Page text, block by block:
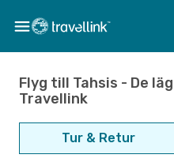
Flyg till Tahsis - De
Travellink
Tur & Retur